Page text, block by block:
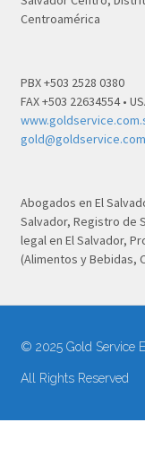
Centroamérica
PBX +503 2528 0380
FAX +503 22634554 •
Abogados en El
Salvador, Registro de
legal en El Salvador,
(Alimentos y Bebidas,
© 2025 Gold Service
All Rights Reserved